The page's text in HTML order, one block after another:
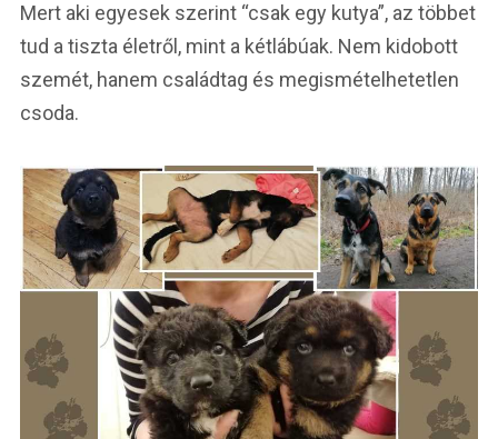
Mert aki egyesek szerint “csak egy kutya”, az többet
tud a tiszta életről, mint a kétlábúak. Nem kidobott
szemét, hanem családtag és megismételhetetlen
csoda.